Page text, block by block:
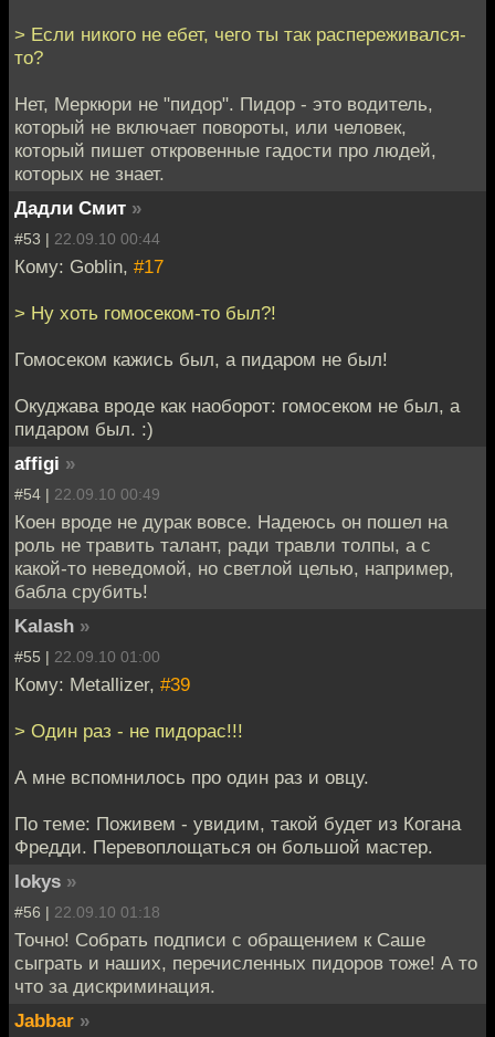
> Если никого не ебет, чего ты так распереживался-
то?
Нет, Меркюри не "пидор". Пидор - это водитель,
который не включает повороты, или человек,
который пишет откровенные гадости про людей,
которых не знает.
Дадли Смит »
#53 | 22.09.10 00:44
Кому: Goblin, #17
> Ну хоть гомосеком-то был?!
Гомосеком кажись был, а пидаром не был!
Окуджава вроде как наоборот: гомосеком не был, а
пидаром был. :)
affigi »
#54 | 22.09.10 00:49
Коен вроде не дурак вовсе. Надеюсь он пошел на
роль не травить талант, ради травли толпы, а с
какой-то неведомой, но светлой целью, например,
бабла срубить!
Kalash »
#55 | 22.09.10 01:00
Кому: Metallizer, #39
> Один раз - не пидорас!!!
А мне вспомнилось про один раз и овцу.
По теме: Поживем - увидим, такой будет из Когана
Фредди. Перевоплощаться он большой мастер.
lokys »
#56 | 22.09.10 01:18
Точно! Собрать подписи с обращением к Саше
сыграть и наших, перечисленных пидоров тоже! А то
что за дискриминация.
Jabbar »